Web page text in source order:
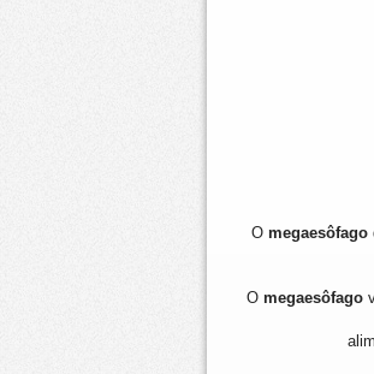
Omegaesôfago
O megaesôfago